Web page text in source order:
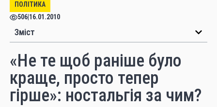
ПОЛІТИКА
506 16.01.2010
Зміст
«Не те щоб раніше було
краще, просто тепер
гірше»: ностальгія за чим?